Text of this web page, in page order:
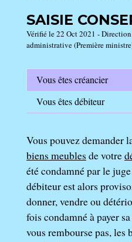
SAISIE
Vérifié le 22 Oct 2021 -
administrative (Première
Vous êtes créancier
Vous êtes débiteur
Vous pouvez demander
biens meubles de votre
été condamné par le
débiteur est alors
donner, vendre ou
fois condamné à payer
vous rembourse pas, les